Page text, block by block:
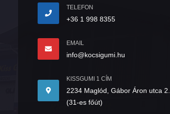
TELEFON
+36 1 998 8355
EMAIL
info@kocsigumi.hu
KISSGUMI 1 CÍM
2234 Maglód, Gábor Áron utca 2.
(31-es főút)